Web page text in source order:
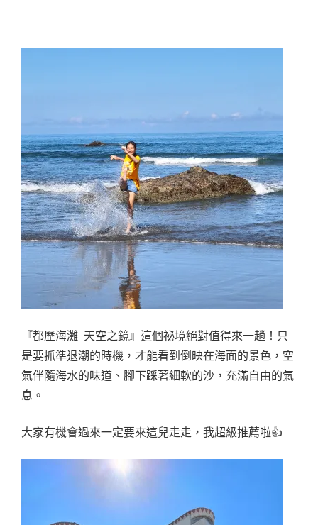
『都歷海灘-天空之鏡』這個祕境絕對值得來一趟！只
是要抓準退潮的時機，才能看到倒映在海面的景色，空
氣伴隨海水的味道、腳下踩著細軟的沙，充滿自由的氣
息。
大家有機會過來一定要來這兒走走，我超級推薦啦👍